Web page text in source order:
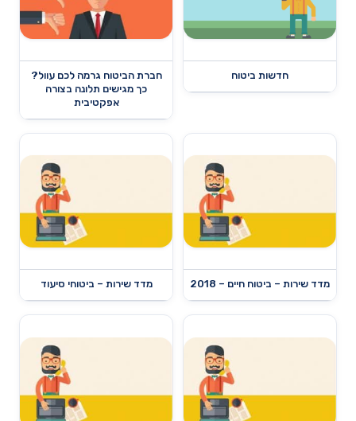
חדשות ביטוח
חברת הביטוח גרמה לכם עוול?
כך מגישים תלונה בצורה
אפקטיבית
מדד שירות – ביטוח חיים – 2018 מדד שירות – ביטוחי סיעוד